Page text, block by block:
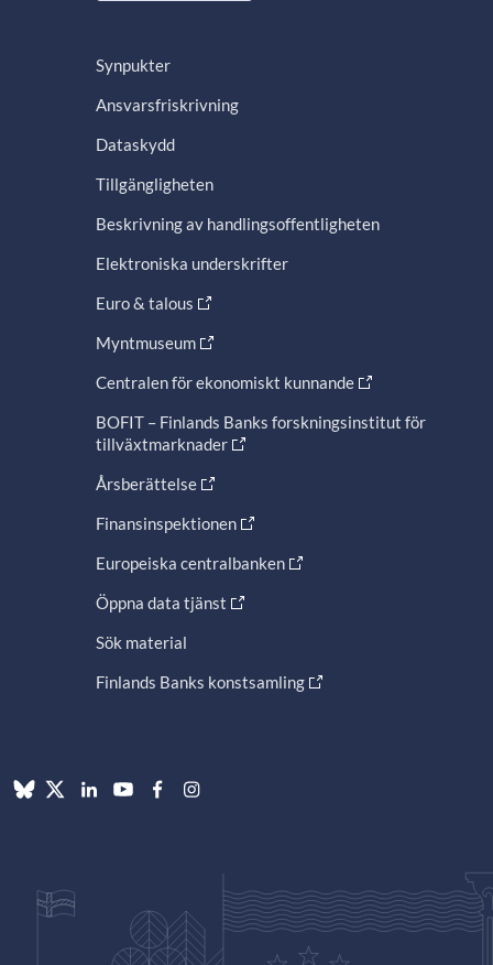
Synpukter
Ansvarsfriskrivning
Dataskydd
Tillgängligheten
Beskrivning av handlingsoffentligheten
Elektroniska underskrifter
Euro & talous
Myntmuseum
Centralen för ekonomiskt kunnande
BOFIT – Finlands Banks forskningsinstitut för
tillväxtmarknader
Årsberättelse
Finansinspektionen
Europeiska centralbanken
Öppna data tjänst
Sök material
Finlands Banks konstsamling